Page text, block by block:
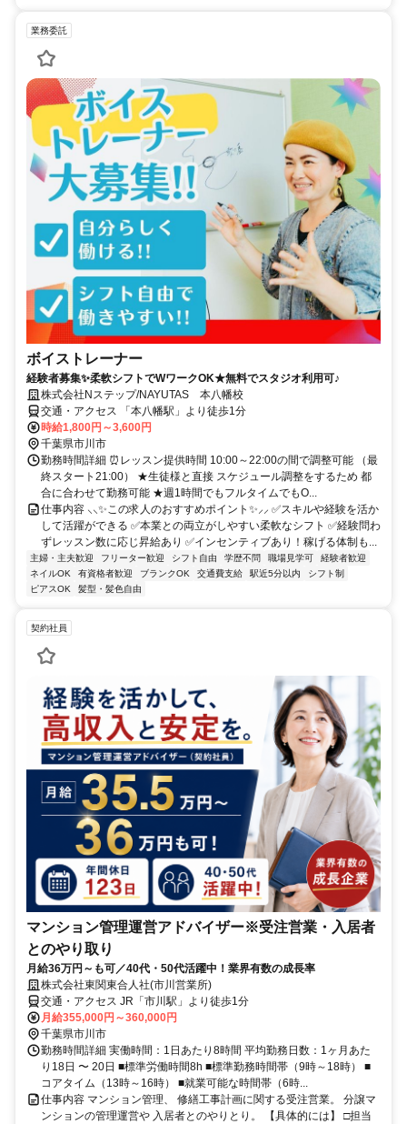
業務委託
ボイストレーナー
経験者募集✨柔軟シフトでWワークOK★無料でスタジオ利用可♪
株式会社Nステップ/NAYUTAS 本八幡校
交通・アクセス 「本八幡駅」より徒歩1分
時給1,800円～3,600円
千葉県市川市
勤務時間詳細 ⏰レッスン提供時間 10:00～22:00の間で調整可能 （最
終スタート21:00） ★生徒様と直接 スケジュール調整をするため 都
合に合わせて勤務可能 ★週1時間でもフルタイムでもO...
仕事内容 ⸜⸜✨この求人のおすすめポイント✨⸝⸝ ✅スキルや経験を活か
して活躍ができる ✅本業との両立がしやすい柔軟なシフト ✅経験問わ
ずレッスン数に応じ昇給あり ✅インセンティブあり！稼げる体制も...
主婦・主夫歓迎 フリーター歓迎 シフト自由 学歴不問 職場見学可
経験者歓迎
ネイルOK
有資格者歓迎 ブランクOK 交通費支給 駅近5分以内
シフト制
ピアスOK
髪型・髪色自由
契約社員
マンション管理運営アドバイザー※受注営業・入居者
とのやり取り
月給36万円～も可／40代・50代活躍中！業界有数の成長率
株式会社東関東合人社(市川営業所)
交通・アクセス JR「市川駅」より徒歩1分
月給355,000円～360,000円
千葉県市川市
勤務時間詳細 実働時間：1日あたり8時間 平均勤務日数：1ヶ月あた
り18日 〜 20日 ■標準労働時間8h ■標準勤務時間帯（9時～18時） ■
コアタイム（13時～16時） ■就業可能な時間帯（6時...
仕事内容 マンション管理、 修繕工事計画に関する受注営業。 分譲マ
ンションの管理運営や 入居者とのやりとり。 【具体的には】 □担当